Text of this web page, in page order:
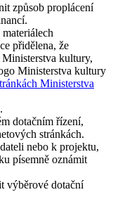
způsob proplácení
přidělena, že
kultury,
Ministerstva kultury
Ministerstva
dotačním řízení,
stránkách.
nebo k projektu,
písemně oznámit
výběrové dotační